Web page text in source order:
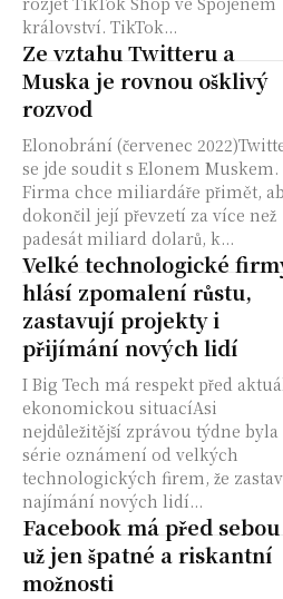
království. TikTok...
Ze vztahu Twitteru a
Muska je rovnou ošklivý
rozvod
Elonobrání (červenec
se jde soudit s Elonem Muskem.
Firma chce miliardáře přimět,
dokončil její převzetí za více než
padesát miliard dolarů, k...
Velké technologické
hlásí zpomalení růstu,
zastavují projekty i
přijímání nových lidí
I Big Tech má respekt před
ekonomickou situacíAsi
nejdůležitější zprávou týdne byla
série oznámení od velkých
technologických firem, že
najímání nových lidí...
Facebook má před sebou
už jen špatné a riskantní
možnosti